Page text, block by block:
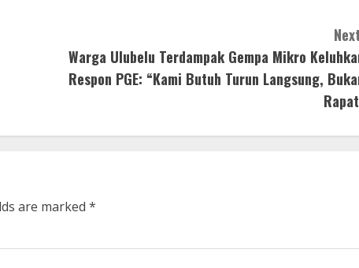
Warga Ulubelu Terdampak Gempa Mikro
Respon PGE: “Kami Butuh Turun Langsung,
are marked *